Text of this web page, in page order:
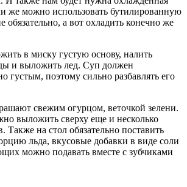
же можно использовать бутилированную
обязательно, а вот охладить конечно же
в миску густую основу, налить
и выложить лед. Суп должен
густым, поэтому сильно разбавлять его
свежим огурцом, веточкой зелени.
выложить сверху еще и несколько
Также на стол обязательно поставить
льда, вкусовые добавки в виде соли
можно подавать вместе с зубчиками